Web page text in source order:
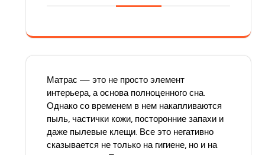
Матрас — это не просто элемент
интерьера, а основа полноценного сна.
Однако со временем в нем накапливаются
пыль, частички кожи, посторонние запахи и
даже пылевые клещи. Все это негативно
сказывается не только на гигиене, но и на